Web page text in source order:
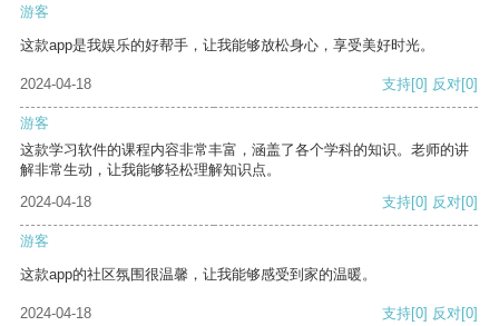
游客
这款app是我娱乐的好帮手，让我能够放松身心，享受美好时光。
2024-04-18 支持[0] 反对[0]
游客
这款学习软件的课程内容非常丰富，涵盖了各个学科的知识。老师的讲
解非常生动，让我能够轻松理解知识点。
2024-04-18
支持[0] 反对[0]
游客
这款app的社区氛围很温馨，让我能够感受到家的温暖。
2024-04-18 支持[0] 反对[0]